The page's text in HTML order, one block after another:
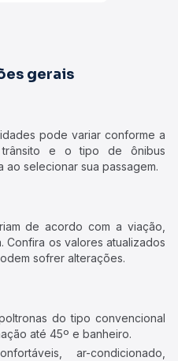
gerais
pode variar conforme a
e o tipo de ônibus
ao selecionar sua passagem.
de acordo com a viação,
os valores atualizados
sofrer alterações.
do tipo convencional
até 45º e banheiro.
ar-condicionado,